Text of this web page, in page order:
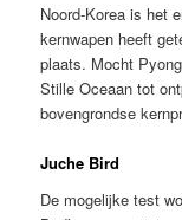
Noord-Korea is het
kernwapen heeft
plaats. Mocht
Stille Oceaan tot
bovengrondse
Juche Bird
De mogelijke test